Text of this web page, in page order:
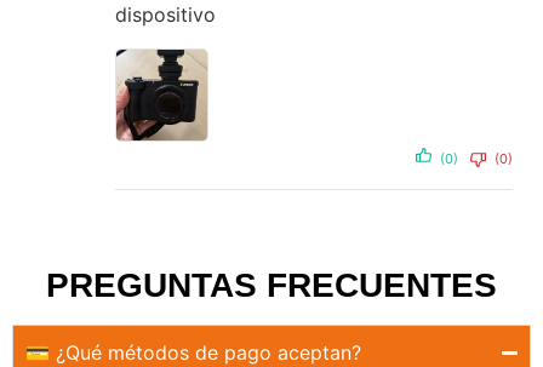
dispositivo
(0) (0)
PREGUNTAS FRECUENTES
💳 ¿Qué métodos de pago aceptan?